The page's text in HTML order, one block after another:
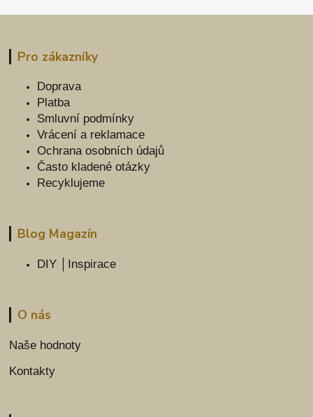
Pro zákazníky
Doprava
Platba
Smluvní podmínky
Vrácení a reklamace
Ochrana osobních údajů
Často kladené otázky
Recyklujeme
Blog Magazín
DIY │Inspirace
O nás
Naše hodnoty
Kontakty